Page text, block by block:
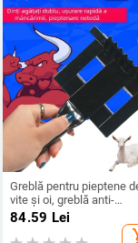
Greblă pentru pieptene
vite și oi, greblă anti-
mâncărime, perie de păr
pentru vite, perie de
84.59 Lei